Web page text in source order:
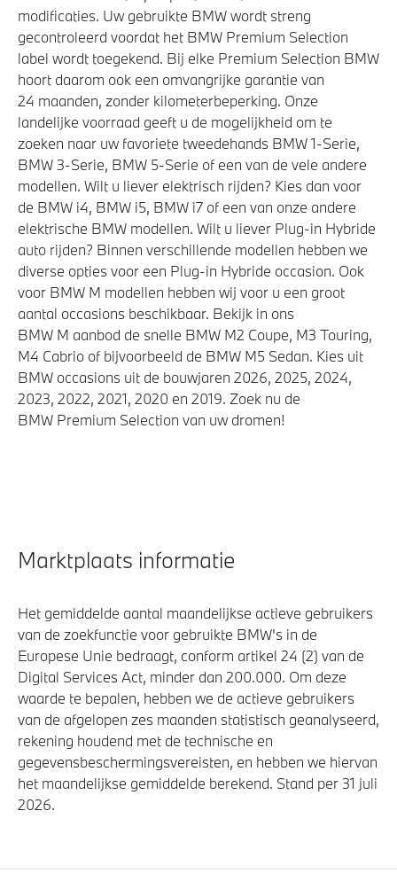
modificaties. Uw gebruikte BMW wordt streng
gecontroleerd voordat het BMW Premium Selection
label wordt toegekend. Bij elke Premium Selection BMW
hoort daarom ook een omvangrijke garantie van
24 maanden, zonder kilometerbeperking. Onze
landelijke voorraad geeft u de mogelijkheid om te
zoeken naar uw favoriete tweedehands BMW 1-Serie,
BMW 3-Serie, BMW 5-Serie of een van de vele andere
modellen. Wilt u liever elektrisch rijden? Kies dan voor
de BMW i4, BMW i5, BMW i7 of een van onze andere
elektrische BMW modellen. Wilt u liever Plug-in Hybride
auto rijden? Binnen verschillende modellen hebben we
diverse opties voor een Plug-in Hybride occasion. Ook
voor BMW M modellen hebben wij voor u een groot
aantal occasions beschikbaar. Bekijk in ons
BMW M aanbod de snelle BMW M2 Coupe, M3 Touring,
M4 Cabrio of bijvoorbeeld de BMW M5 Sedan. Kies uit
BMW occasions uit de bouwjaren 2026, 2025, 2024,
2023, 2022, 2021, 2020 en 2019. Zoek nu de
BMW Premium Selection van uw dromen!
Marktplaats informatie
Het gemiddelde aantal maandelijkse actieve gebruikers
van de zoekfunctie voor gebruikte BMW's in de
Europese Unie bedraagt, conform artikel 24 (2) van de
Digital Services Act, minder dan 200.000. Om deze
waarde te bepalen, hebben we de actieve gebruikers
van de afgelopen zes maanden statistisch geanalyseerd,
rekening houdend met de technische en
gegevensbeschermingsvereisten, en hebben we hiervan
het maandelijkse gemiddelde berekend. Stand per 31 juli
2026.